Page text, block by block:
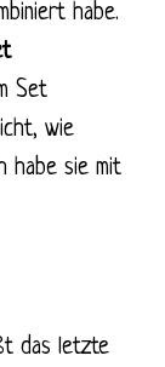
habe.
Set
wie
habe sie mit
das letzte